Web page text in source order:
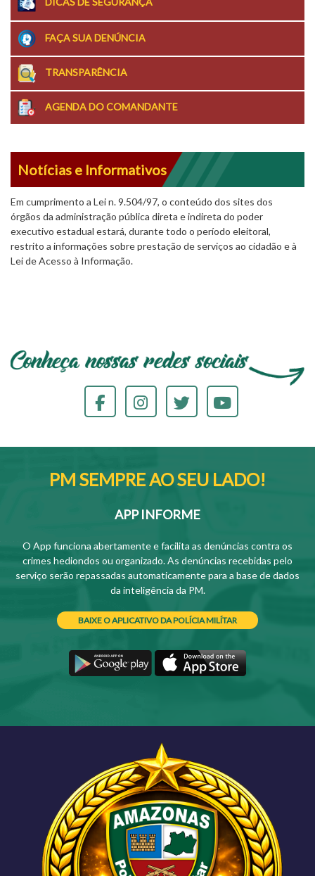
FAÇA SUA DENÚNCIA
TRANSPARÊNCIA
AGENDA DO COMANDANTE
Notícias e Informativos
Em cumprimento a Lei n. 9.504/97, o conteúdo dos sites dos
órgãos da administração pública direta e indireta do poder
executivo estadual estará, durante todo o período eleitoral,
restrito a informações sobre prestação de serviços ao cidadão e à
Lei de Acesso à Informação.
PM SEMPRE AO SEU LADO!
APP INFORME
O App funciona abertamente e facilita as denúncias contra os
crimes hediondos ou organizado. As denúncias recebidas pelo
serviço serão repassadas automaticamente para a base de dados
da inteligência da PM.
BAIXE O APLICATIVO DA POLÍCIA MILÍTAR